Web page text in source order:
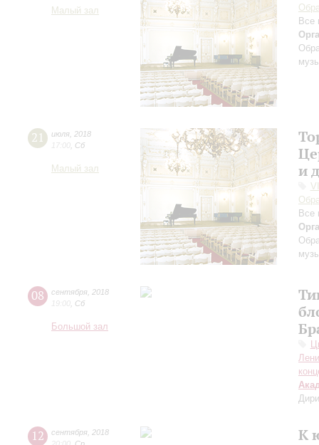
Малый зал
Все
21 июля 2018
17:00 Сб
Малый зал
и
Все
08 сентября 2018
19:00 Сб
Большой зал
12 сентября 2018
К